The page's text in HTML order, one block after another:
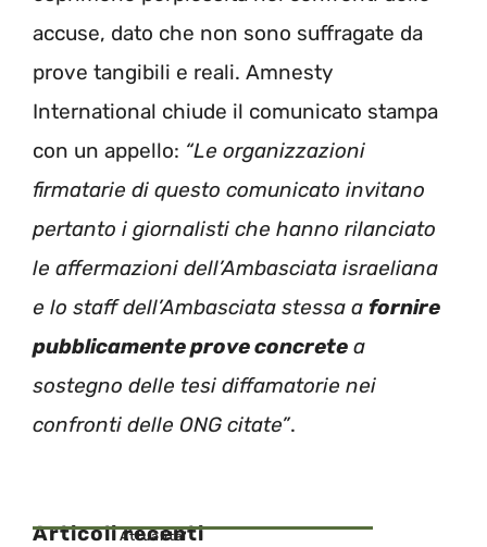
accuse, dato che non sono suffragate da
prove tangibili e reali. Amnesty
International chiude il comunicato stampa
con un appello: “Le organizzazioni
firmatarie di questo comunicato invitano
pertanto i giornalisti che hanno rilanciato
le affermazioni dell’Ambasciata israeliana
e lo staff dell’Ambasciata stessa a fornire
pubblicamente prove concrete a
sostegno delle tesi diffamatorie nei
confronti delle ONG citate”.
Articoli recenti
Attualita'